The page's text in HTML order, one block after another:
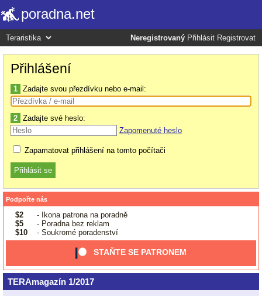
poradna.net
Neregistrovaný Přihlásit Registrovat
Přihlášení
1 Zadajte svou přezdívku nebo e-mail:
2 Zadajte své heslo:
Zapomenuté heslo
Zapamatovat přihlášení na tomto počítači
Podpořte nás
$2
- Ikona patrona na poradně
$5
- Poradna bez reklam
$10
- Soukromé poradenství
STAŇTE SE PATRONEM
TERAmagazín 1/2017